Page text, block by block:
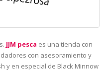
JJM pesca es una tienda con
con asesoramiento y
y en especial de Black Minnow